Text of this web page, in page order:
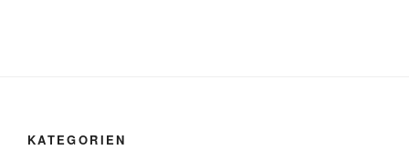
KATEGORIEN